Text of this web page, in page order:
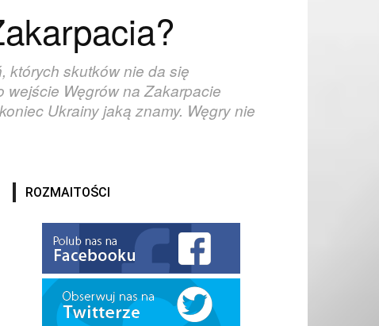
których skutków nie da się
wejście Węgrów na Zakarpacie
Ukrainy jaką znamy. Węgry nie
ROZMAITOŚCI